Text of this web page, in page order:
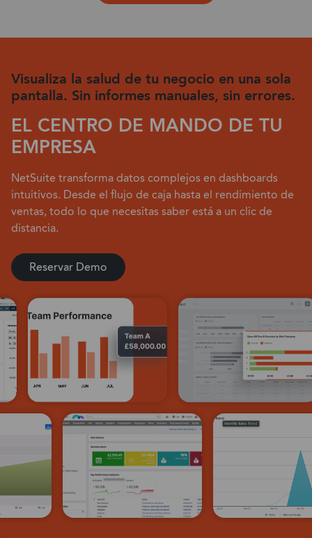
Visualiza la salud de tu negocio en una sola
pantalla. Sin informes manuales, sin errores.
EL CENTRO DE MANDO DE TU
EMPRESA
NetSuite transforma datos complejos en dashboards
intuitivos. Desde el flujo de caja hasta el rendimiento de
ventas, todo lo que necesitas saber está a un clic de
distancia.
Reservar Demo